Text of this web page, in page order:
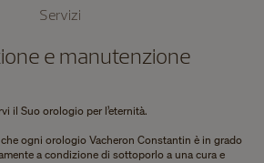
Servizi
e manutenzione
il Suo orologio per l’eternità.
ogni orologio Vacheron Constantin è in grado
a condizione di sottoporlo a una cura e